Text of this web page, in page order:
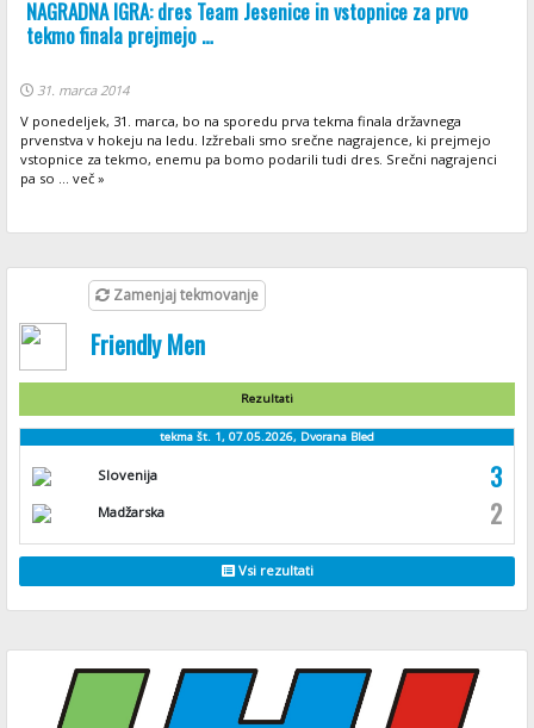
NAGRADNA IGRA: dres Team Jesenice in vstopnice za prvo
tekmo finala prejmejo …
31. marca 2014
V ponedeljek, 31. marca, bo na sporedu prva tekma finala državnega
prvenstva v hokeju na ledu. Izžrebali smo srečne nagrajence, ki prejmejo
vstopnice za tekmo, enemu pa bomo podarili tudi dres. Srečni nagrajenci
pa so ... več »
Zamenjaj tekmovanje
Friendly Men
Rezultati
tekma št. 1, 07.05.2026, Dvorana Bled
Slovenija 3
Madžarska 2
Vsi rezultati